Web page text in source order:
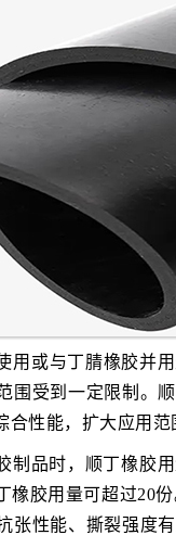
用或与丁腈橡胶并
围受到一定限制。
性能，扩大应用范
制品时，顺丁橡胶
橡胶用量可超过20
张性能、撕裂强度